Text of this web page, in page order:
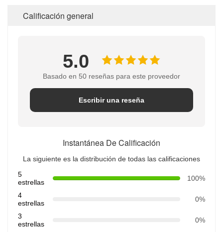
Calificación general
5.0
Basado en 50 reseñas para este proveedor
Escribir una reseña
Instantánea De Calificación
La siguiente es la distribución de todas las calificaciones
5
estrellas
100%
4
estrellas
0%
3
estrellas
0%